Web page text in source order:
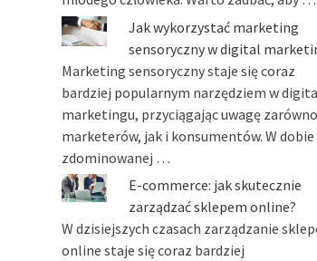
Jak wykorzystać marketing
sensoryczny w digital
Marketing sensoryczny staje się coraz
bardziej popularnym narzędziem w
marketingu, przyciągając uwagę zarówno
marketerów, jak i konsumentów. W dobie
zdominowanej …
E-commerce: jak skutecznie
zarządzać sklepem online?
W dzisiejszych czasach zarządzanie
online staje się coraz bardziej